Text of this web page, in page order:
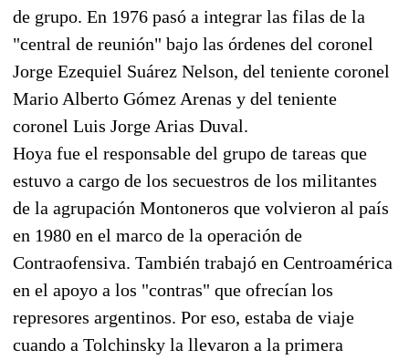
de grupo. En 1976 pasó a integrar las filas de la
"central de reunión" bajo las órdenes del coronel
Jorge Ezequiel Suárez Nelson, del teniente coronel
Mario Alberto Gómez Arenas y del teniente
coronel Luis Jorge Arias Duval.
Hoya fue el responsable del grupo de tareas que
estuvo a cargo de los secuestros de los militantes
de la agrupación Montoneros que volvieron al país
en 1980 en el marco de la operación de
Contraofensiva. También trabajó en Centroamérica
en el apoyo a los "contras" que ofrecían los
represores argentinos. Por eso, estaba de viaje
cuando a Tolchinsky la llevaron a la primera